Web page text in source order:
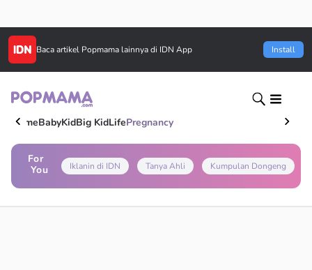
Baca artikel Popmama lainnya di IDN App Install
HomeBabyKidBig KidLifePregnancy
For
You
Iklanin di IDN Tanya Ahli Kumpulan Dongeng